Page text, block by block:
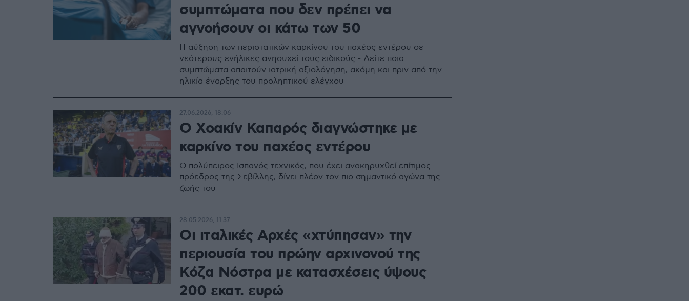
συμπτώματα που δεν πρέπει να
αγνοήσουν οι κάτω των 50
Η αύξηση των περιστατικών καρκίνου του παχέος εντέρου σε
νεότερους ενήλικες ανησυχεί τους ειδικούς - Δείτε ποια
συμπτώματα απαιτούν ιατρική αξιολόγηση, ακόμη και πριν από την
ηλικία έναρξης του προληπτικού ελέγχου
Ο Χοακίν Καπαρός διαγνώστηκε με
καρκίνο του παχέος εντέρου
Ο πολύπειρος Ισπανός τεχνικός, που έχει ανακηρυχθεί επίτιμος
πρόεδρος της Σεβίλλης, δίνει πλέον τον πιο σημαντικό αγώνα της
ζωής του
27.06.2026, 18:06
Οι ιταλικές Αρχές «χτύπησαν» την
περιουσία του πρώην αρχινονού της
Κόζα Νόστρα με κατασχέσεις ύψους
200 εκατ. ευρώ
28.05.2026, 11:37